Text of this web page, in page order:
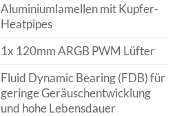
Aluminiumlamellen mit Kupfer-
Heatpipes
1x 120mm ARGB PWM Lüfter
Fluid Dynamic Bearing (FDB) für
geringe Geräuschentwicklung
und hohe Lebensdauer